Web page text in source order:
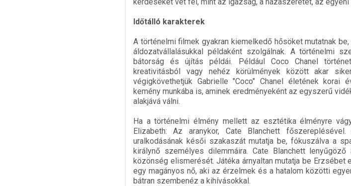
Időtálló karakterek
A történelmi filmek gyakran kiemelkedő hősöket mutatnak
áldozatvállalásukkal példaként szolgálnak. A történelmi
bátorság és újítás példái. Például Coco Chanel
kreativitásból vagy nehéz körülmények között akar
végigkövethetjük Gabrielle "Coco" Chanel életének korai
kemény munkába is, aminek eredményeként az egyszerű
alakjává válni.
Ha a történelmi élmény mellett az esztétika élményre
Elizabeth: Az aranykor, Cate Blanchett
uralkodásának késői szakaszát mutatja be, fókuszálva a
királynő személyes dilemmáira. Cate Blanchett
közönség elismerését. Játéka árnyaltan mutatja be Erzsébet
egy magányos nő, aki az érzelmek és a hatalom közötti
bátran szembenéz a kihívásokkal.